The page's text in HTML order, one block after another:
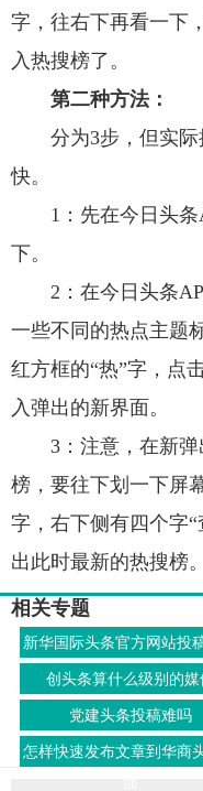
字，往右下再看一下
入热搜榜了。
第二种方法：
分为3步，但实际
快。
1：先在今日头条
下。
2：在今日头条
一些不同的热点主题
红方框的“热”字，点
入弹出的新界面。
3：注意，在新弹
榜，要往下划一下屏
字，右下侧有四个字
出此时最新的热搜榜。
相关专题
新华国际头条官方网站投
创头条算什么级别的媒
党建头条投稿难吗
怎样快速发布文章到华商